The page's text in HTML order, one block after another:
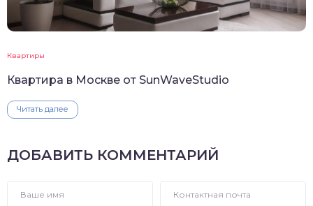
Квартиры
Квартира в Москве от SunWaveStudio
Читать далее
ДОБАВИТЬ КОММЕНТАРИЙ